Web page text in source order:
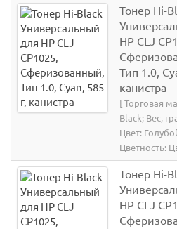
Тонер Hi-
HP CLJ
Тип 1.0,
канистра
[ Торговая
Black; Вес,
Цвет:
Цветность:
Тонер Hi-
HP CLJ